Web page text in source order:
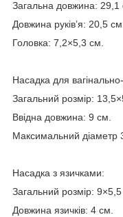
Загальна довжина: 29,1
Довжина руків’я: 20,5 см.
Головка: 7,2×5,3 см.
Насадка для
Загальний розмір:
Ввідна довжина: 9 см.
Максимальний діаметр
Насадка з язичками:
Загальний розмір: 9×5,5
Довжина язичків: 4 см.